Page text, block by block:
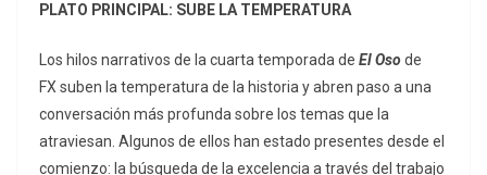
PLATO PRINCIPAL: SUBE LA TEMPERATURA
Los hilos narrativos de la cuarta temporada de El Osode
FX suben la temperatura de la historia y abren paso a una
conversación más profunda sobre los temas que la
atraviesan. Algunos de ellos han estado presentes desde el
comienzo: la búsqueda de la excelencia a través del trabajo